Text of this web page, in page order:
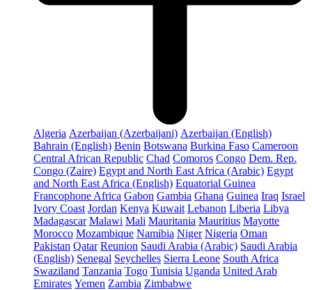
Algeria Azerbaijan (Azerbaijani) Azerbaijan (English)
Bahrain (English) Benin Botswana Burkina Faso Cameroon
Central African Republic Chad Comoros Congo Dem. Rep.
Congo (Zaire) Egypt and North East Africa (Arabic) Egypt
and North East Africa (English) Equatorial Guinea
Francophone Africa Gabon Gambia Ghana Guinea Iraq Israel
Ivory Coast Jordan Kenya Kuwait Lebanon Liberia Libya
Madagascar Malawi Mali Mauritania Mauritius Mayotte
Morocco Mozambique Namibia Niger Nigeria Oman
Pakistan Qatar Reunion Saudi Arabia (Arabic) Saudi Arabia
(English) Senegal Seychelles Sierra Leone South Africa
Swaziland Tanzania Togo Tunisia Uganda United Arab
Emirates Yemen Zambia Zimbabwe